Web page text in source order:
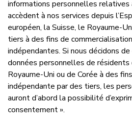
informations personnelles relatives
accèdent à nos services depuis
européen, la Suisse, le Royaume-
tiers à des fins de
indépendantes. Si nous décidons
données personnelles de résidents
Royaume-Uni ou de Corée à des
indépendante par des tiers, les
auront d’abord la possibilité
consentement ».